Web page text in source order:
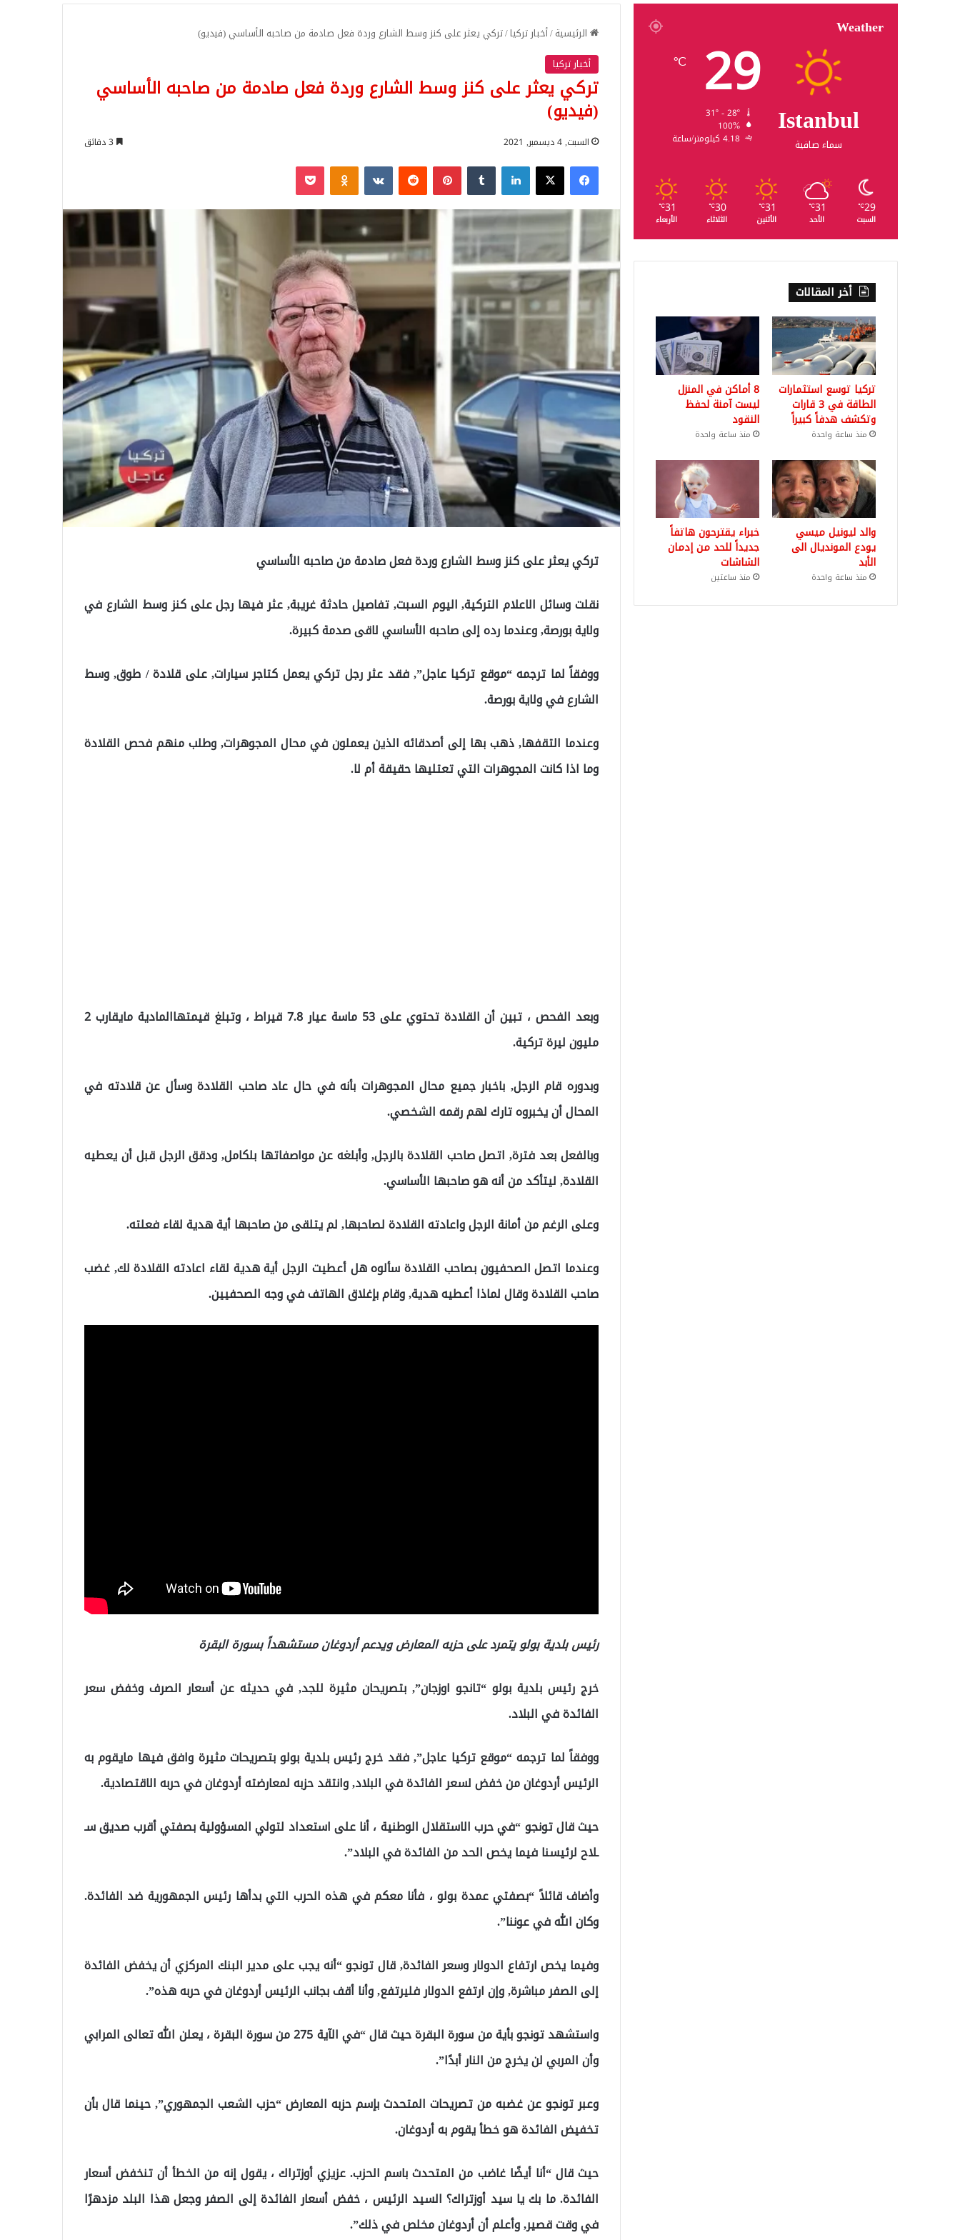
الرئيسية/أخبار تركيا/تركي يعثر على كنز وسط الشارع وردة فعل صادمة من صاحبه الأساسي (فيديو)
أخبار تركيا
تركي يعثر على كنز وسط الشارع وردة فعل صادمة من صاحبه الأساسي
(فيديو)
السبت, 4 ديسمبر, 2021
فيسبوك‫X لينكدإن بينتيريست Odnoklassniki
‫Pocket
تركي يعثر على كنز وسط الشارع وردة فعل صادمة من صاحبه الأساسي
نقلت وسائل الاعلام التركية, اليوم السبت, تفاصيل حادثة غريبة, عثر فيها رجل على كنز وسط الشارع في
ولاية بورصة, وعندما رده إلى صاحبه الأساسي لاقى صدمة كبيرة.
ووفقاً لما ترجمه “موقع تركيا عاجل”, فقد عثر رجل تركي يعمل كتاجر سيارات, على قلادة / طوق, وسط
الشارع في ولاية بورصة.
وعندما التقفها, ذهب بها إلى أصدقائه الذين يعملون في محال المجوهرات, وطلب منهم فحص القلادة
وما اذا كانت المجوهرات التي تعتليها حقيقة أم لا.
وبعد الفحص ، تبين أن القلادة تحتوي على 53 ماسة عيار 7.8 قيراط ، وتبلغ قيمتهاالمادية مايقارب 2
مليون ليرة تركية.
وبدوره قام الرجل, باخبار جميع محال المجوهرات بأنه في حال عاد صاحب القلادة وسأل عن قلادته في
المحال أن يخبروه تارك لهم رقمه الشخصي.
وبالفعل بعد فترة, اتصل صاحب القلادة بالرجل, وأبلغه عن مواصفاتها بلكامل, ودقق الرجل قبل أن يعطيه
القلادة, ليتأكد من أنه هو صاحبها الأساسي.
وعلى الرغم من أمانة الرجل واعادته القلادة لصاحبها, لم يتلقى من صاحبها أية هدية لقاء فعلته.
وعندما اتصل الصحفيون بصاحب القلادة سألوه هل أعطيت الرجل أية هدية لقاء اعادته القلادة لك, غضب
صاحب القلادة وقال لماذا أعطيه هدية, وقام بإغلاق الهاتف في وجه الصحفيين.
رئيس بلدية بولو يتمرد على حزبه المعارض ويدعم أردوغان مستشهداً بسورة البقرة
خرج رئيس بلدية بولو “تانجو اوزجان”, بتصريحان مثيرة للجد, في حديثه عن أسعار الصرف وخفض سعر
الفائدة في البلاد.
ووفقاً لما ترجمه “موقع تركيا عاجل”, فقد خرج رئيس بلدية بولو بتصريحات مثيرة وافق فيها مايقوم به
الرئيس أردوغان من خفض لسعر الفائدة في البلاد, وانتقد حزبه لمعارضته أردوغان في حربه الاقتصادية.
حيث قال تونجو “في حرب الاستقلال الوطنية ، أنا على استعداد لتولي المسؤولية بصفتي أقرب صديق سـ
ـلاح لرئيسنا فيما يخص الحد من الفائدة في البلاد”.
وأضاف قائلاً “بصفتي عمدة بولو ، فأنا معكم في هذه الحرب التي بدأها رئيس الجمهورية ضد الفائدة.
وكان الله في عوننا”.
وفيما يخص ارتفاع الدولار وسعر الفائدة, قال تونجو “أنه يجب على مدير البنك المركزي أن يخفض الفائدة
إلى الصفر مباشرة, وإن ارتفع الدولار فليرتفع, وأنا أقف بجانب الرئيس أردوغان في حربه هذه”.
واستشهد تونجو بأية من سورة البقرة حيث قال “في الآية 275 من سورة البقرة ، يعلن الله تعالى المرابي
وأن المربي لن يخرج من النار أبدًا”.
وعبر تونجو عن غضبه من تصريحات المتحدث بإسم حزبه المعارض “حزب الشعب الجمهوري”, حينما قال بأن
تخفيض الفائدة هو خطأ يقوم به أردوغان.
حيث قال “أنا أيضًا غاضب من المتحدث باسم الحزب. عزيزي أوزتراك ، يقول إنه من الخطأ أن تنخفض أسعار
الفائدة. ما بك يا سيد أوزتراك؟ السيد الرئيس ، خفض أسعار الفائدة إلى الصفر وجعل هذا البلد مزدهرًا
في وقت قصير, وأعلم أن أردوغان مخلص في ذلك”.
Weather
Istanbul
سماء صافية
29
℃
100%
4.18 كيلومتر/ساعة
29
℃
السبت
31
℃
الأحد
31
℃
الأثنين
30
℃
الثلاثاء
31
℃
الأربعاء
أخر المقالات
تركيا توسع استثمارات
الطاقة في 3 قارات
وتكشف هدفاً كبيراً
منذ ساعة واحدة
8 أماكن في المنزل
ليست آمنة لحفظ
النقود
منذ ساعة واحدة
والد ليونيل ميسي
يودع المونديال الى
الأبد
منذ ساعة واحدة
خبراء يقترحون هاتفاً
جديداً للحد من إدمان
الشاشات
منذ ساعتين